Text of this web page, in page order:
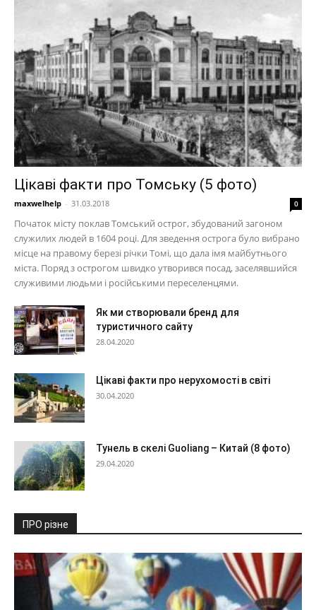
Цікаві факти про Томську (5 фото)
maxwelhelp - 31.03.2018 0
Початок місту поклав Томський острог, збудований загоном
служилих людей в 1604 році. Для зведення острога було вибрано
місце на правому березі річки Томі, що дала імя майбутнього
міста. Поряд з острогом швидко утворився посад, заселявшийся
служивими людьми і російськими переселенцями.
Як ми створювали бренд для
туристичного сайту
28.04.2020
Цікаві факти про нерухомості в світі
30.04.2020
Тунель в скелі Guoliang – Китай (8 фото)
29.04.2020
ПРО різне